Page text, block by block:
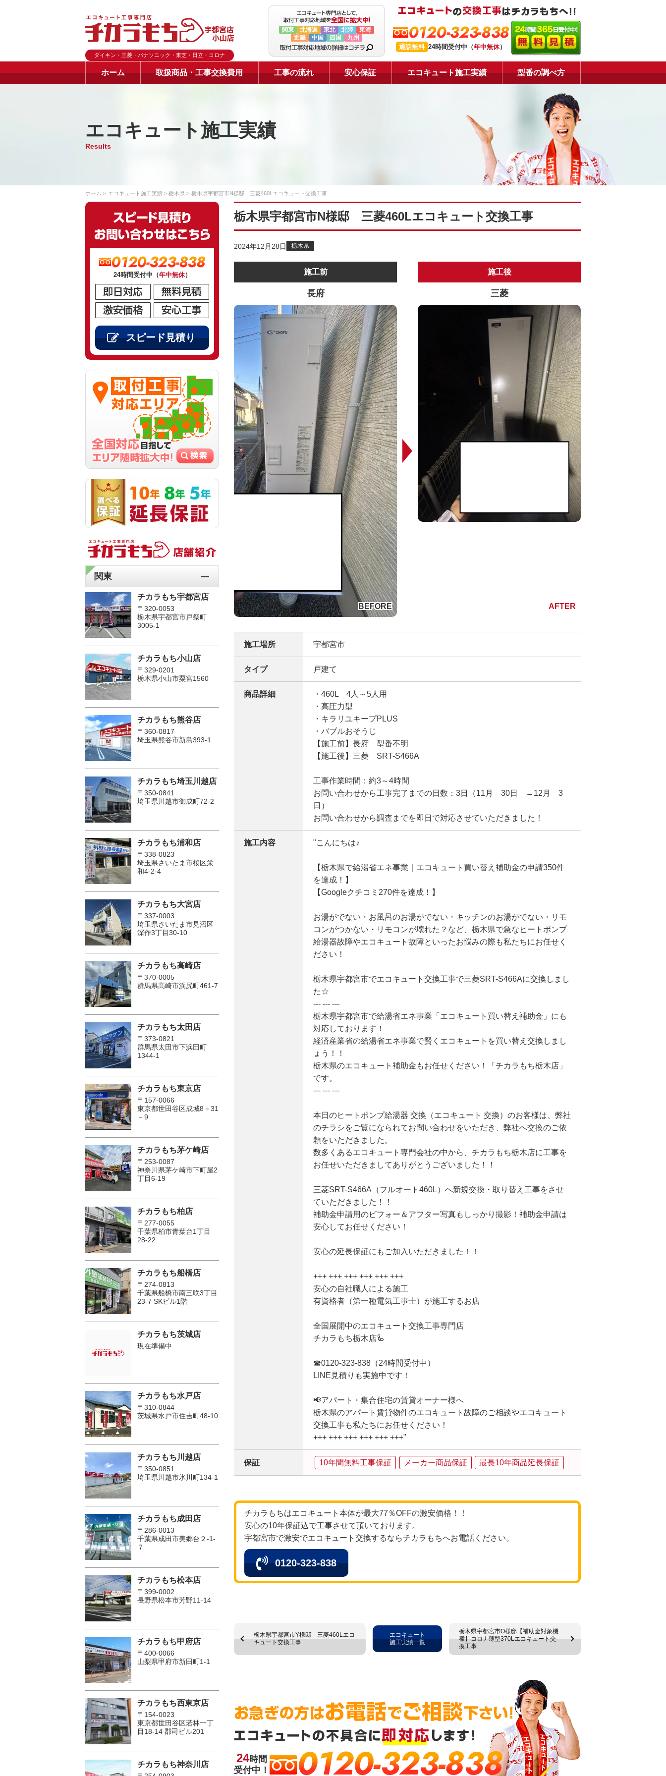
ダイキン・三菱・パナソニック・東芝・日立・コロナ
関東 北海道 東北 北陸
東海
近畿
中国 四国 九州 0120-323-838
通話無料 24時間受付中（年中無休）
ホーム 取扱商品・工事交換費用 工事の流れ 安心保証 エコキュート施工実績 型番の調べ方
エコキュート施工実績
Results
ホーム エコキュート施工実績 栃木県 栃木県宇都宮市N様邸 三菱460Lエコキュート交換工事
栃木県宇都宮市N様邸 三菱460Lエコキュート交換工事
2024年12月28日 栃木県
施工前
長府
施工後
三菱
施工場所 宇都宮市
タイプ 戸建て
商品詳細
・460L 4人～5人用
・高圧力型
・キラリユキープPLUS
・バブルおそうじ
【施工前】長府 型番不明
【施工後】三菱 SRT-S466A
工事作業時間：約3～4時間
お問い合わせから工事完了までの日数：3日（11月 30日 →12月 3
日）
お問い合わせから調査までを即日で対応させていただきました！
施工内容 "こんにちは♪
【栃木県で給湯省エネ事業｜エコキュート買い替え補助金の申請350件
を達成！】
【Googleクチコミ270件を達成！】
お湯がでない・お風呂のお湯がでない・キッチンのお湯がでない・リモ
コンがつかない・リモコンが壊れた？など、栃木県で急なヒートポンプ
給湯器故障やエコキュート故障といったお悩みの際も私たちにお任せく
ださい！
栃木県宇都宮市でエコキュート交換工事で三菱SRT-S466Aに交換しまし
た☆
--- --- ---
栃木県宇都宮市で給湯省エネ事業「エコキュート買い替え補助金」にも
対応しております！
経済産業省の給湯省エネ事業で賢くエコキュートを買い替え交換しまし
ょう！！
栃木県のエコキュート補助金もお任せください！「チカラもち栃木店」
です。
--- --- ---
本日のヒートポンプ給湯器 交換（エコキュート 交換）のお客様は、弊社
のチラシをご覧になられてお問い合わせをいただき、弊社へ交換のご依
頼をいただきました。
数多くあるエコキュート専門会社の中から、チカラもち栃木店に工事を
お任せいただきましてありがとうございました！！
三菱SRT-S466A（フルオート460L）へ新規交換・取り替え工事をさせ
ていただきました！！
補助金申請用のビフォー＆アフター写真もしっかり撮影！補助金申請は
安心してお任せください！
安心の延長保証にもご加入いただきました！！
+++ +++ +++ +++ +++ +++
安心の自社職人による施工
有資格者（第一種電気工事士）が施工するお店
全国展開中のエコキュート交換工事専門店
チカラもち栃木店🦾
☎0120-323-838（24時間受付中）
LINE見積りも実施中です！
📢アパート・集合住宅の賃貸オーナー様へ
栃木県のアパート賃貸物件のエコキュート故障のご相談やエコキュート
交換工事も私たちにお任せください！
+++ +++ +++ +++ +++ +++"
保証 10年間無料工事保証 メーカー商品保証 最長10年商品延長保証
チカラもちはエコキュート本体が最大77％OFFの激安価格！！
安心の10年保証込で工事させて頂いております。
宇都宮市で激安でエコキュート交換するならチカラもちへお電話ください。
0120-323-838
栃木県宇都宮市Y様邸 三菱460Lエコ
キュート交換工事
栃木県宇都宮市O様邸【補助金対象機
種】コロナ薄型370Lエコキュート交
換工事
エコキュート
施工実績一覧
24時間
受付中！
0120-323-838
0120-323-838
24時間受付中（年中無休）
スピード見積り
関東
チカラもち宇都宮店
〒320-0053
栃木県宇都宮市戸祭町
3005-1
チカラもち小山店
〒329-0201
栃木県小山市粟宮1560
チカラもち熊谷店
〒360-0817
埼玉県熊谷市新島393-1
チカラもち埼玉川越店
〒350-0841
埼玉県川越市御成町72-2
チカラもち浦和店
〒338-0823
埼玉県さいたま市桜区栄
和4-2-4
チカラもち大宮店
〒337-0003
埼玉県さいたま市見沼区
深作3丁目30-10
チカラもち高崎店
〒370-0005
群馬県高崎市浜尻町461-7
チカラもち太田店
〒373-0821
群馬県太田市下浜田町
1344-1
チカラもち東京店
〒157-0066
東京都世田谷区成城8－31
－9
チカラもち茅ケ崎店
〒253-0087
神奈川県茅ケ崎市下町屋2
丁目6-19
チカラもち柏店
〒277-0055
千葉県柏市青葉台1丁目
28-22
チカラもち船橋店
〒274-0813
千葉県船橋市南三咲3丁目
23-7 SKビル1階
チカラもち茨城店
現在準備中
チカラもち水戸店
〒310-0844
茨城県水戸市住吉町48-10
チカラもち川越店
〒350-0851
埼玉県川越市氷川町134-1
チカラもち成田店
〒286-0013
千葉県成田市美郷台２‐1‐
７
チカラもち松本店
〒399-0002
長野県松本市芳野11-14
チカラもち甲府店
〒400-0066
山梨県甲府市新田町1-1
チカラもち西東京店
〒154-0023
東京都世田谷区若林一丁
目18-14 郡司ビル201
チカラもち神奈川店